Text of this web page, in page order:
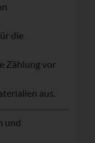
die
Zählung vor
aus.
und